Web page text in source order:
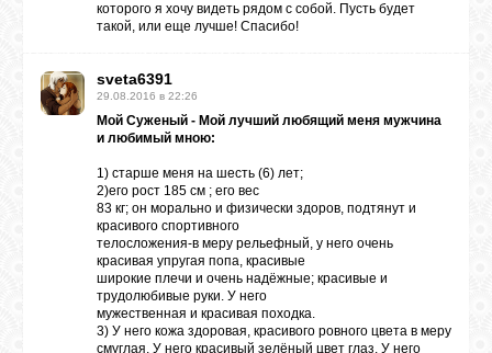
ФОРУМ
которого я хочу видеть рядом с собой. Пусть будет
такой, или еще лучше! Спасибо!
sveta6391
29.08.2016 в 22:26
Мой Суженый - Мой лучший любящий меня мужчина
и любимый мною:
1) старше меня на шесть (6) лет;
2)его рост 185 см ; его вес
83 кг; он морально и физически здоров, подтянут и
красивого спортивного
телосложения-в меру рельефный, у него очень
красивая упругая попа, красивые
широкие плечи и очень надёжные; красивые и
трудолюбивые руки. У него
мужественная и красивая походка.
3) У него кожа здоровая, красивого ровного цвета в меру
смуглая. У него красивый зелёный цвет глаз. У него